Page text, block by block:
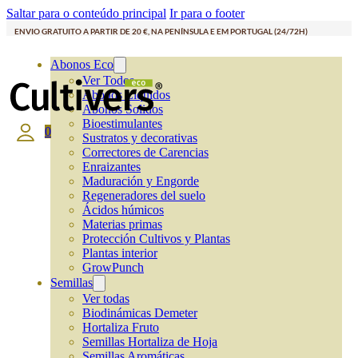
Saltar para o conteúdo principal Ir para o footer
ENVIO GRATUITO A PARTIR DE 20 €, NA PENÍNSULA E EM PORTUGAL (24/72H)
Abonos Eco
Ver Todos
Abonos Líquidos
Abonos Solidos
Bioestimulantes
Sustratos y decorativas
Correctores de Carencias
Enraizantes
Maduración y Engorde
Regeneradores del suelo
Ácidos húmicos
Materias primas
Protección Cultivos y Plantas
Plantas interior
GrowPunch
Semillas
Ver todas
Biodinámicas Demeter
Hortaliza Fruto
Semillas Hortaliza de Hoja
0